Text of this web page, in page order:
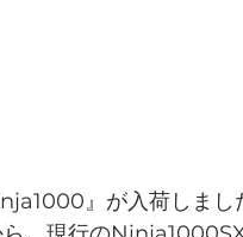
』が入荷しまし